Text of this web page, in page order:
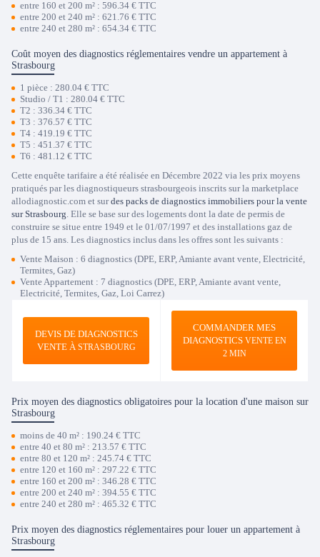
entre 160 et 200 m² : 596.34 € TTC
entre 200 et 240 m² : 621.76 € TTC
entre 240 et 280 m² : 654.34 € TTC
Coût moyen des diagnostics réglementaires vendre un appartement à
Strasbourg
1 pièce : 280.04 € TTC
Studio / T1 : 280.04 € TTC
T2 : 336.34 € TTC
T3 : 376.57 € TTC
T4 : 419.19 € TTC
T5 : 451.37 € TTC
T6 : 481.12 € TTC
Cette enquête tarifaire a été réalisée en Décembre 2022 via les prix moyens
pratiqués par les diagnostiqueurs strasbourgeois inscrits sur la marketplace
allodiagnostic.com et surdes packs de diagnostics immobiliers pour la vente
sur Strasbourg. Elle se base sur des logements dont la date de permis de
construire se situe entre 1949 et le 01/07/1997 et des installations gaz de
plus de 15 ans. Les diagnostics inclus dans les offres sont les suivants :
Vente Maison : 6 diagnostics (DPE, ERP, Amiante avant vente, Electricité,
Termites, Gaz)
Vente Appartement : 7 diagnostics (DPE, ERP, Amiante avant vente,
Electricité, Termites, Gaz, Loi Carrez)
DEVIS DE DIAGNOSTICS
VENTE ÀSTRASBOURG
COMMANDER MES
DIAGNOSTICSVENTE EN
2 MIN
Prix moyen des diagnostics obligatoires pour la location d'une maison sur
Strasbourg
moins de 40 m² : 190.24 € TTC
entre 40 et 80 m² : 213.57 € TTC
entre 80 et 120 m² : 245.74 € TTC
entre 120 et 160 m² : 297.22 € TTC
entre 160 et 200 m² : 346.28 € TTC
entre 200 et 240 m² : 394.55 € TTC
entre 240 et 280 m² : 465.32 € TTC
Prix moyen des diagnostics réglementaires pour louer un appartement à
Strasbourg